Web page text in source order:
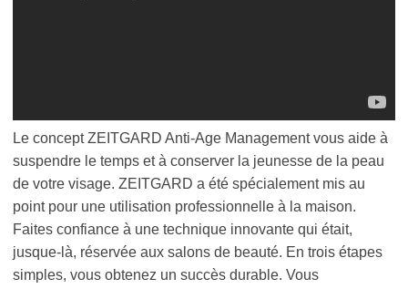
Le concept ZEITGARD Anti-Age Management vous aide à
suspendre le temps et à conserver la jeunesse de la peau
de votre visage. ZEITGARD a été spécialement mis au
point pour une utilisation professionnelle à la maison.
Faites confiance à une technique innovante qui était,
jusque-là, réservée aux salons de beauté. En trois étapes
simples, vous obtenez un succès durable. Vous